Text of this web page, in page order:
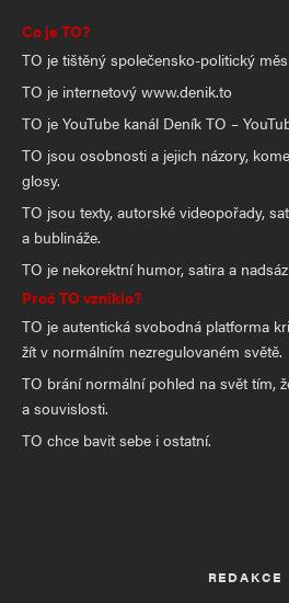
Co je TO?
TO je tištěný společensko-politický
TO je internetový www.denik.to
TO je YouTube kanál Deník TO –
TO jsou osobnosti a jejich názory,
glosy.
TO jsou texty, autorské videopořady,
a bublináže.
TO je nekorektní humor, satira a
Proč TO vzniklo?
TO je autentická svobodná platforma
žít v normálním nezregulovaném světě.
TO brání normální pohled na svět tím,
a souvislosti.
TO chce bavit sebe i ostatní.
REDAKCE